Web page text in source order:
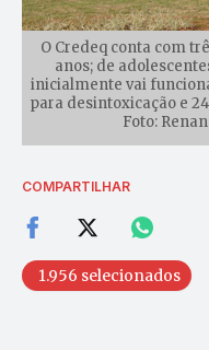
O Credeq conta com
anos; de
inicialmente vai
para desintoxicação e
Foto:
COMPARTILHAR
1.956 selecionados